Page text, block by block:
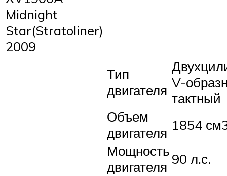
Midnight
Star(Stratoliner)
2009
Тип
двигателя V-
тактный
Объем
двигателя 1854
Мощность
двигателя 90 л.с.